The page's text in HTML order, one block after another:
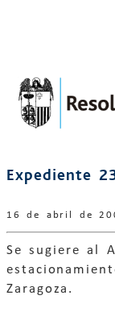
Expediente
16 de abril de
Se sugiere al
Zaragoza.